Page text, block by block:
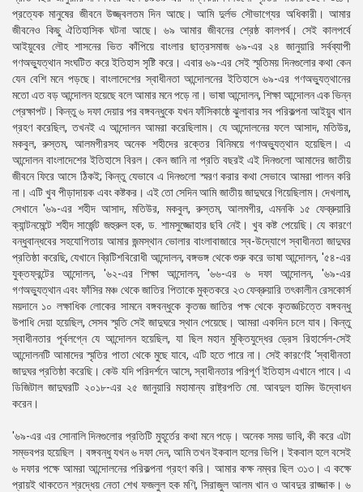
প্রেস
রিলিজ
প্রকাশনা
গ্যালারি
বিএনপি-
জামায়াত
সহিংসতা
সংগঠন
নির্বাচনী
ইশতেহার
প্রত্যেক মানুষের জীবনে উজ্জ্বলতম দিন আছে। আমি দুর্লভ সৌভাগ্যের অধিকারী। আমার
জীবনেও কিছু ঐতিহাসিক ঘটনা আছে। ৬৯ আমার জীবনের শ্রেষ্ঠ কালপর্ব। সেই কালপর্বে
আইয়ুবের লৌহ শাসনের ভিত কাঁপিয়ে বাংলার ছাত্রসমাজ ৬৯-এর ২৪ জানুয়ারি সর্বব্যাপী
গণঅভ্যুত্থান সংঘটিত করে ইতিহাস সৃষ্টি করে। এবার ৬৯-এর সেই স্মৃতিময় দিনগুলাের কথা কেন
যেন বেশি মনে পড়ছে। বাংলাদেশের স্বাধীনতা আন্দোলনের ইতিহাসে ৬৯-এর গণঅভ্যুত্থানের
মতাে এত বড় আন্দোলন হয়েছে বলে আমার মনে পড়ে না। ভাষা আন্দোলন, শিক্ষা আন্দোলন এক ভিন্ন
প্রেক্ষাপট। কিন্তু ৬ দফা দেয়ার পর বঙ্গবন্ধুকে যখন ফাঁসিকাষ্ঠে ঝুলাবার সব পরিকল্পনা আইয়ুব খান
গ্রহণ করেছিল, তখনই এ আন্দোলন আমরা করেছিলাম। যে আন্দোলনের ফলে আসাদ, মতিউর,
মকবুল, রুস্তম, আলমগীরসহ অনেক শহীদের রক্তের বিনিময়ে গণঅভ্যুত্থান হয়েছিল। এ
আন্দোলন বাংলাদেশের ইতিহাসে বিরল। কেন জানি না প্রতি বছরই এই দিনগুলাে আমাদের জাতীয়
জীবনে ফিরে আসে ঠিকই; কিন্তু যেভাবে এ দিনগুলাে স্মরণ করার কথা সেভাবে আমরা পালন করি
না। এটি খুব পীড়াদায়ক এবং কষ্টকর। এই তাে সেদিন আমি জাতীয় জাদুঘরে গিয়েছিলাম। দেখলাম,
সেখানে '৬৯-এর শহীদ আসাদ, মতিউর, মকবুল, রুস্তম, আলমগীর, এমনকি ১৫ ফেব্রুয়ারি
ক্যান্টনমেন্টে শহীদ সার্জেন্ট জহুরুল হক, ড. শামসুজ্জোহার ছবি নেই। খুব কষ্ট পেয়েছি। যে কারণে
বন্ধুবান্ধবের সহযােগিতায় আমার জন্মস্থান ভােলার বাংলাবাজারে স্ব-উদ্যোগে স্বাধীনতা জাদুঘর
প্রতিষ্ঠা করেছি, যেখানে ব্রিটিশবিরােধী আন্দোলন, বঙ্গভঙ্গ থেকে শুরু করে ভাষা আন্দোলন, '৫৪-এর
যুক্তফ্রন্টের আন্দোলন, '৬২-এর শিক্ষা আন্দোলন, '৬৬-এর ৬ দফা আন্দোলন, '৬৯-এর
গণঅভ্যুত্থান এবং ফাঁসির মঞ্চ থেকে জাতির পিতাকে মুক্তকরে ২৩ ফেব্রুয়ারি তৎকালীন রেসকোর্স
ময়দানে ১০ লক্ষাধিক লােকের সামনে বঙ্গবন্ধুকে কৃতজ্ঞ জাতির পক্ষ থেকে কৃতজ্ঞচিত্তে বঙ্গবন্ধু
উপাধি দেয়া হয়েছিল, সেসব স্মৃতি সেই জাদুঘরে স্থান পেয়েছে। আমরা একদিন চলে যাব। কিন্তু
স্বাধীনতার পূর্বলগ্নে যে আন্দোলন হয়েছিল, যা ছিল মহান মুক্তিযুদ্ধের ড্রেস রিহার্সেল-সেই
আন্দোলনটি আমাদের স্মৃতির পাতা থেকে মুছে যাবে, এটি হতে পারে না। সেই কারণেই ‘স্বাধীনতা
জাদুঘর প্রতিষ্ঠা করেছি। কেউ যদি পরিদর্শনে আসে, স্বাধীনতার পরিপূর্ণ ইতিহাস এখানে পাবে। এ
ডিজিটাল জাদুঘরটি ২০১৮-এর ২৫ জানুয়ারি মহামান্য রাষ্ট্রপতি মাে. আবদুল হামিদ উদ্বোধন
করেন।
'৬৯-এর এর সােনালি দিনগুলাের প্রতিটি মুহূর্তের কথা মনে পড়ে। অনেক সময় ভাবি, কী করে এটা
সম্ভবপর হয়েছিল । বঙ্গবন্ধু যখন ৬ দফা দেন, আমি তখন ইকবাল হলের ভিপি। ইকবাল হলে বসেই
৬ দফার পক্ষে আমরা আন্দোলনের পরিকল্পনা গ্রহণ করি। আমার কক্ষ নম্বর ছিল ৩১৩। এ কক্ষে
প্রায়ই থাকতেন শ্রদ্ধেয় নেতা শেখ ফজলুল হক মণি, সিরাজুল আলম খান ও আবদুর রাজ্জাক। ৬